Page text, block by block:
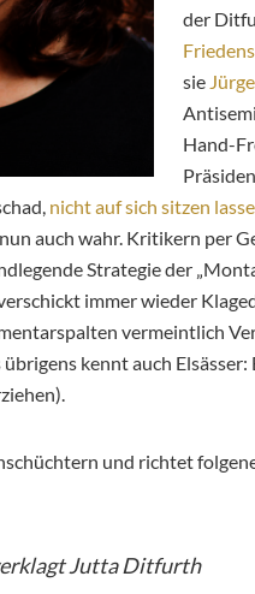
der
sie
Hand-
nicht auf sich sitzen
auch wahr. Kritikern per
Strategie der
immer wieder
vermeintlich
kennt auch
und richtet
Jutta Ditfurth